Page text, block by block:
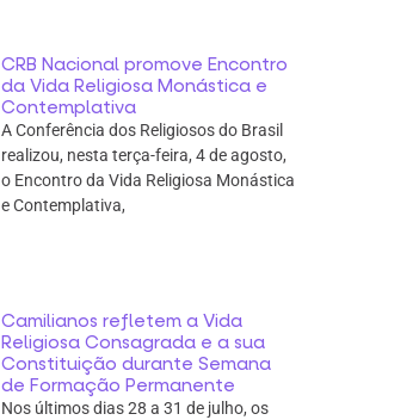
CRB Nacional promove Encontro
da Vida Religiosa Monástica e
Contemplativa
A Conferência dos Religiosos do Brasil
realizou, nesta terça-feira, 4 de agosto,
o Encontro da Vida Religiosa Monástica
e Contemplativa,
Camilianos refletem a Vida
Religiosa Consagrada e a sua
Constituição durante Semana
de Formação Permanente
Nos últimos dias 28 a 31 de julho, os